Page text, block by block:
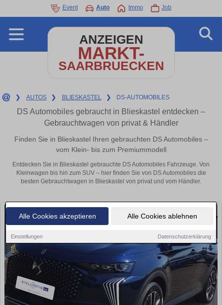
Alle Cookies akzeptieren Alle Cookies ablehnen
Einstellungen Datenschutzerklärung
Event Auto Immo Job
ANZEIGEN
MARKT-
SAARBRUECKEN
❯ AUTOS ❯ BLIESKASTEL ❯ DS-AUTOMOBILES
DS Automobiles gebraucht in Blieskastel entdecken –
Gebrauchtwagen von privat & Händler
Finden Sie in Blieskastel Ihren gebrauchten DS Automobiles –
vom Klein- bis zum Premiummodell
Entdecken Sie in Blieskastel gebrauchte DS Automobiles Fahrzeuge. Von
Kleinwagen bis hin zum SUV – hier finden Sie von DS Automobiles die
besten Gebrauchtwagen in Blieskastel von privat und vom Händler.